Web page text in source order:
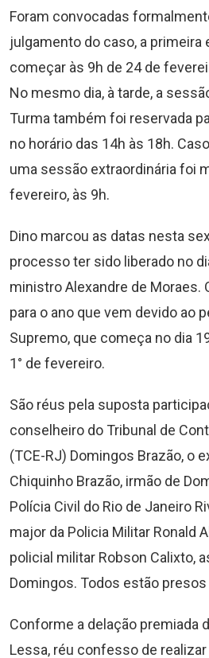
Foram convocadas
julgamento do caso, a primeira
começar às 9h de 24 de
No mesmo dia, à tarde, a
Turma também foi reservada
no horário das 14h às 18h.
uma sessão extraordinária foi
fevereiro, às 9h.
Dino marcou as datas nesta
processo ter sido liberado no
ministro Alexandre de Moraes.
para o ano que vem devido ao
Supremo, que começa no dia
1° de fevereiro.
São réus pela suposta
conselheiro do Tribunal de
(TCE-RJ) Domingos Brazão, o
Chiquinho Brazão, irmão de
Polícia Civil do Rio de Janeiro
major da Policia Militar Ronald
policial militar Robson Calixto,
Domingos. Todos estão
Conforme a delação premiada
Lessa, réu confesso de